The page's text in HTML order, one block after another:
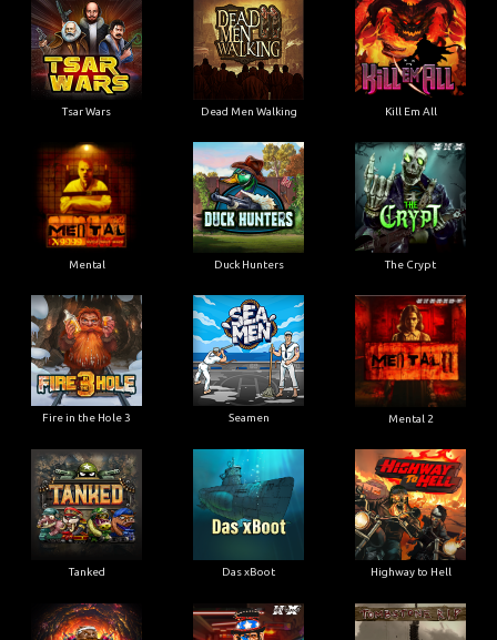
Tsar Wars Dead Men Walking Kill Em All
Mental Duck Hunters The Crypt
Fire in the Hole 3 Seamen Mental 2
Tanked Das xBoot Highway to Hell